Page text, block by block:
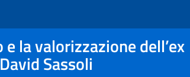
la valorizzazione dell’ex
Sassoli